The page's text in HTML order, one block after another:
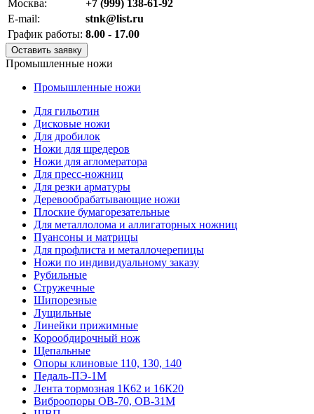
Москва:
+7 (999) 138-61-92
E-mail:
stnk@list.ru
График работы: 8.00 - 17.00
Оставить заявку
Промышленные ножи
Промышленные ножи
Для гильотин
Дисковые ножи
Для дробилок
Ножи для шредеров
Ножи для агломератора
Для пресс-ножниц
Для резки арматуры
Деревообрабатывающие ножи
Плоские бумагорезательные
Для металлолома и аллигаторных ножниц
Пуансоны и матрицы
Для профлиста и металлочерепицы
Ножи по индивидуальному заказу
Рубильные
Стружечные
Шипорезные
Лущильные
Линейки прижимные
Корообдирочный нож
Щепальные
Опоры клиновые 110, 130, 140
Педаль-ПЭ-1М
Лента тормозная 1К62 и 16К20
Виброопоры OB-70, OB-31M